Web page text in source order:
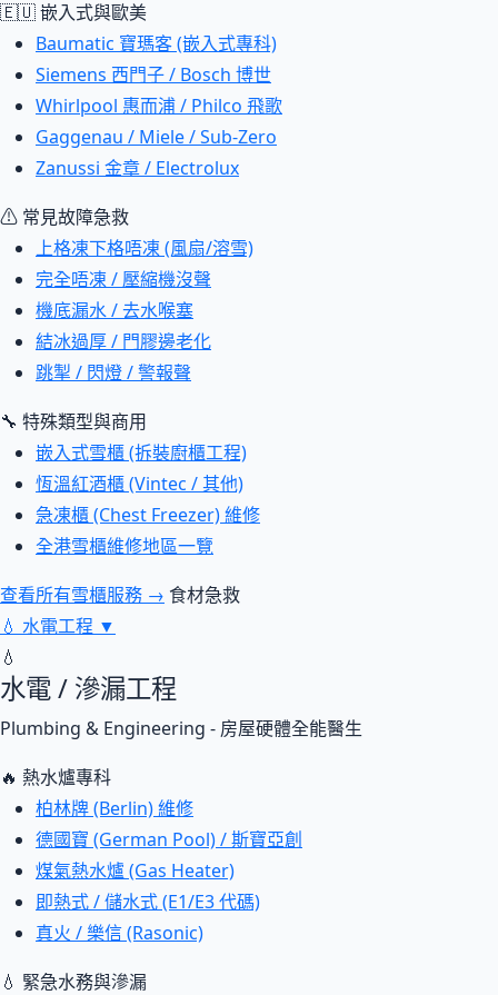
🇪🇺 嵌入式與歐美
Baumatic 寶瑪客 (嵌入式專科)
Siemens 西門子 / Bosch 博世
Whirlpool 惠而浦 / Philco 飛歌
Gaggenau / Miele / Sub-Zero
Zanussi 金章 / Electrolux
⚠ 常見故障急救
上格凍下格唔凍 (風扇/溶雪)
完全唔凍 / 壓縮機沒聲
機底漏水 / 去水喉塞
結冰過厚 / 門膠邊老化
跳掣 / 閃燈 / 警報聲
🔧 特殊類型與商用
嵌入式雪櫃 (拆裝廚櫃工程)
恆溫紅酒櫃 (Vintec / 其他)
急凍櫃 (Chest Freezer) 維修
全港雪櫃維修地區一覽
查看所有雪櫃服務 → 食材急救
💧 水電工程 ▼
💧
水電 / 滲漏工程
Plumbing & Engineering - 房屋硬體全能醫生
🔥 熱水爐專科
柏林牌 (Berlin) 維修
德國寶 (German Pool) / 斯寶亞創
煤氣熱水爐 (Gas Heater)
即熱式 / 儲水式 (E1/E3 代碼)
真火 / 樂信 (Rasonic)
💧 緊急水務與滲漏